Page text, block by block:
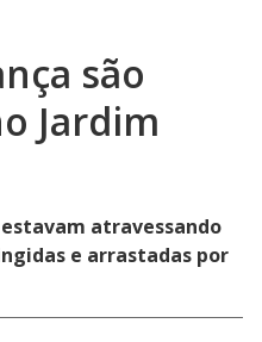
são
Jardim
atravessando
e arrastadas por